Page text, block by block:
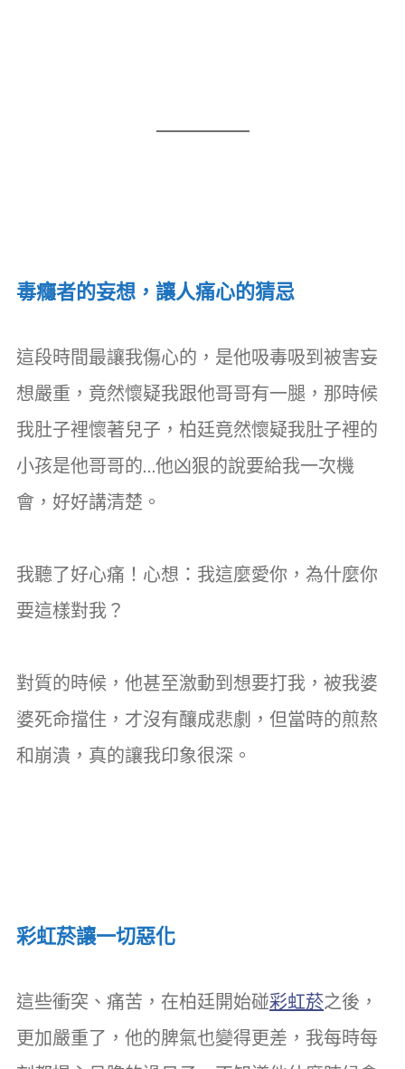
毒癮者的妄想，讓人痛心的猜忌
這段時間最讓我傷心的，是他吸毒吸到被害妄
想嚴重，竟然懷疑我跟他哥哥有一腿，那時候
我肚子裡懷著兒子，柏廷竟然懷疑我肚子裡的
小孩是他哥哥的…他凶狠的說要給我一次機
會，好好講清楚。
我聽了好心痛！心想：我這麼愛你，為什麼你
要這樣對我？
對質的時候，他甚至激動到想要打我，被我婆
婆死命擋住，才沒有釀成悲劇，但當時的煎熬
和崩潰，真的讓我印象很深。
彩虹菸讓一切惡化
這些衝突、痛苦，在柏廷開始碰彩虹菸之後，
更加嚴重了，他的脾氣也變得更差，我每時每